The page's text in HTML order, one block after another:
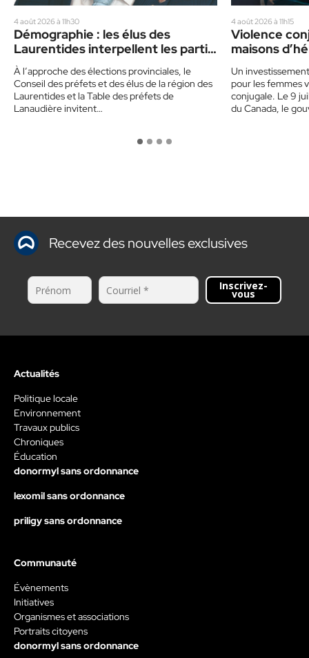
4 août 2026 à 11h30
Démographie : les élus des
Laurentides interpellent les partis
politiques
À l’approche des élections provinciales, le
Conseil des préfets et des élus de la région des
Laurentides et la Table des préfets de
Lanaudière invitent…
4 août 2026 à 11h15
Violence
maisons
Un
pour les femmes
conjugale. Le 9
du Canada, le
Recevez des nouvelles exclusives
Inscrivez-
vous
Actualités
Politique locale
Environnement
Travaux publics
Chroniques
Éducation
donormyl sans ordonnance
lexomil sans ordonnance
priligy sans ordonnance
Communauté
Évènements
Initiatives
Organismes et associations
Portraits citoyens
donormyl sans ordonnance